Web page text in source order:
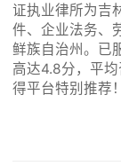
证执业律所为吉
件、企业法务、
鲜族自治州。已
高达4.8分，平
得平台特别推荐！